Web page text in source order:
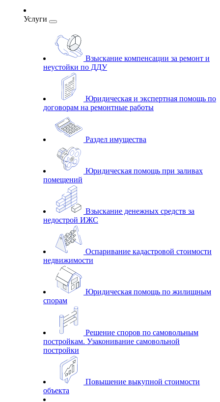
Услуги
Взыскание компенсации за ремонт и
неустойки по ДДУ
Юридическая и экспертная помощь по
договорам на ремонтные работы
Раздел имущества
Юридическая помощь при заливах
помещений
Взыскание денежных средств за
недострой ИЖС
Оспаривание кадастровой стоимости
недвижимости
Юридическая помощь по жилищным
спорам
Решение споров по самовольным
постройкам. Узаконивание самовольной
постройки
Повышение выкупной стоимости
объекта